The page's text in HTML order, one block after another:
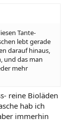
Tante-
lebt gerade
darauf hinaus,
und das man
mehr
reine Bioläden
hab ich
immerhin